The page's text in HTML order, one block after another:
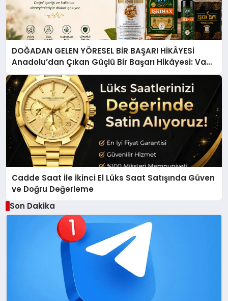
DOĞADAN GELEN YÖRESEL BİR BAŞARI HİKÂYESİ
Anadolu’dan Çıkan Güçlü Bir Başarı Hikâyesi: Van
Gölü Yöresel Işkın Kökü Sirkesi
Cadde Saat İle İkinci El Lüks Saat Satışında Güven
ve Doğru Değerleme
Son Dakika